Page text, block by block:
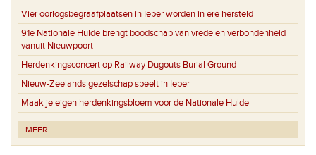
Vier oorlogsbegraafplaatsen in Ieper worden in ere hersteld
91e Nationale Hulde brengt boodschap van vrede en verbondenheid
vanuit Nieuwpoort
Herdenkingsconcert op Railway Dugouts Burial Ground
Nieuw-Zeelands gezelschap speelt in Ieper
Maak je eigen herdenkingsbloem voor de Nationale Hulde
MEER